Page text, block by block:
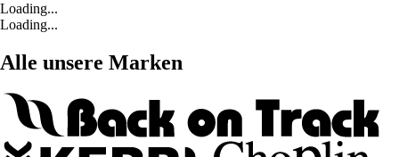
Loading...
Loading...
Alle unsere Marken